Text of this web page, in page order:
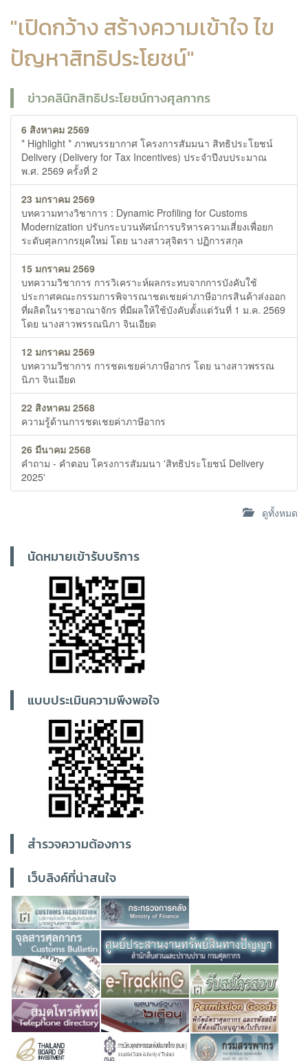
"เปิดกว้าง สร้างความเข้าใจ ไข
ปัญหาสิทธิประโยชน์"
ข่าวคลินิกสิทธิประโยชน์ทางศุลกากร
6 สิงหาคม 2569
* Highlight * ภาพบรรยากาศ โครงการสัมมนา สิทธิประโยชน์
Delivery (Delivery for Tax Incentives) ประจำปีงบประมาณ
พ.ศ. 2569 ครั้งที่ 2
23 มกราคม 2569
บทความทางวิชาการ : Dynamic Profiling for Customs
Modernization ปรับกระบวนทัศน์การบริหารความเสี่ยงเพื่อยก
ระดับศุลกากรยุคใหม่ โดย นางสาวสุจิตรา ปฏิการสกุล
15 มกราคม 2569
บทความวิชาการ การวิเคราะห์ผลกระทบจากการบังคับใช้
ประกาศคณะกรรมการพิจารณาชดเชยค่าภาษีอากรสินค้าส่งออก
ที่ผลิตในราชอาณาจักร ที่มีผลให้ใช้บังคับตั้งแต่วันที่ 1 ม.ค. 2569
โดย นางสาวพรรณนิภา จินเอียด
12 มกราคม 2569
บทความวิชาการ การชดเชยค่าภาษีอากร โดย นางสาวพรรณ
นิภา จินเอียด
22 สิงหาคม 2568
ความรู้ด้านการชดเชยค่าภาษีอากร
26 มีนาคม 2568
คำถาม - คำตอบ โครงการสัมมนา 'สิทธิประโยชน์ Delivery
2025'
ดูทั้งหมด
นัดหมายเข้ารับบริการ
แบบประเมินความพึงพอใจ
สำรวจความต้องการ
เว็บลิงค์ที่น่าสนใจ